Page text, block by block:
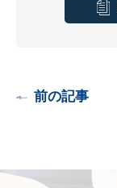
前の記事